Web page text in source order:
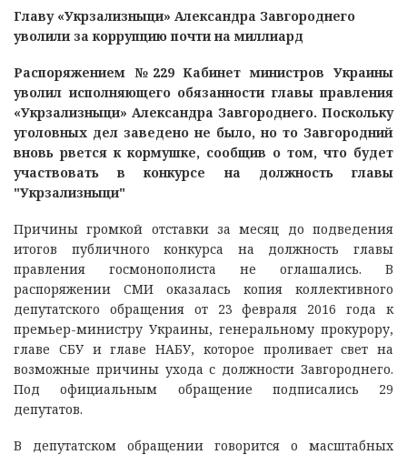
Главу «Укрзализныци» Александра Завгороднего
уволили за коррупцию почти на миллиард
Распоряжением №229 Кабинет министров Украины
уволил исполняющего обязанности главы правления
«Укрзализныци» Александра Завгороднего. Поскольку
уголовных дел заведено не было, но то Завгородний
вновь рвется к кормушке, сообщив о том, что будет
участвовать в конкурсе на должность главы
"Укрзализныци"
Причины громкой отставки за месяц до подведения
итогов публичного конкурса на должность главы
правления госмонополиста не оглашались. В
распоряжении СМИ оказалась копия коллективного
депутатского обращения от 23 февраля 2016 года к
премьер-министру Украины, генеральному прокурору,
главе СБУ и главе НАБУ, которое проливает свет на
возможные причины ухода с должности Завгороднего.
Под официальным обращение подписались 29
депутатов.
В депутатском обращении говорится о масштабных